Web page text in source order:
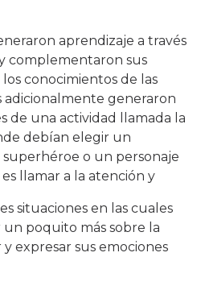
aprendizaje a través
complementaron sus
conocimientos de las
adicionalmente generaron
de una actividad llamada la
debían elegir un
o un personaje
llamar a la atención y
situaciones en las cuales
poquito más sobre la
expresar sus emociones